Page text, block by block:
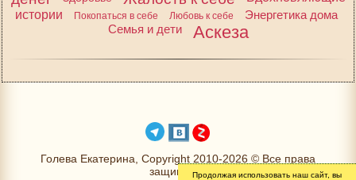
истории
Покопаться в себе Любовь к себе
Энергетика дома
Семья и дети
Аскеза
Голева Екатерина, Copyright 2010-2026 © Все права
защищеныПродолжая использовать наш сайт, вы